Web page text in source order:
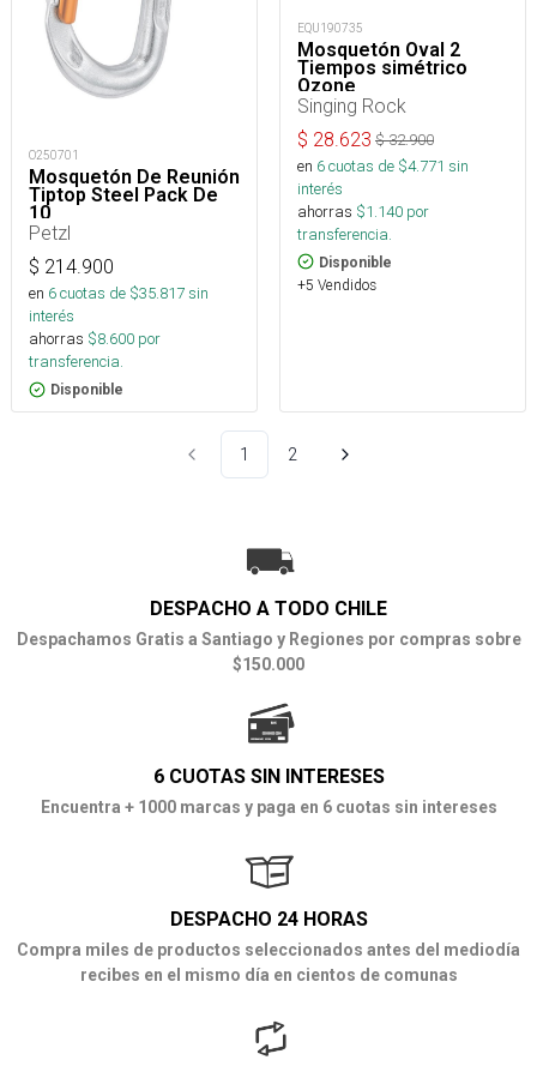
O250701
Mosquetón De Reunión
Tiptop Steel Pack De
10
Petzl
$ 214.900
en 6cuotas de $35.817sin
interés
ahorras $8.600 por
transferencia.
Disponible
EQU190735
Mosquetón Oval 2
Tiempos simétrico
Ozone
Singing Rock
$ 28.623 $32.900
en 6cuotas de $4.771 sin
interés
ahorras $1.140 por
transferencia.
Disponible
+5 Vendidos
1 2
DESPACHO A TODO CHILE
Despachamos Gratis a Santiago y Regiones por compras sobre
$150.000
6 CUOTAS SIN INTERESES
Encuentra + 1000 marcas y paga en 6 cuotas sin intereses
DESPACHO 24 HORAS
Compra miles de productos seleccionados antes del mediodía
recibes en el mismo día en cientos de comunas